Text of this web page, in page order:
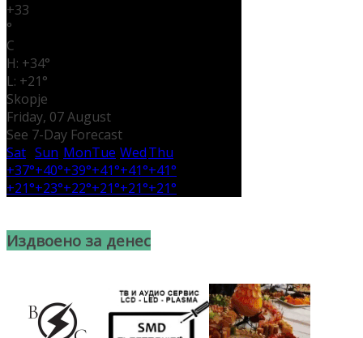
+33
°
C
H: +34°
L: +21°
Skopje
Friday, 07 August
See 7-Day Forecast
Sat Sun MonTue WedThu
+37°+40°+39°+41°+41°+41°
+21°+23°+22°+21°+21°+21°
Издвоено за денес